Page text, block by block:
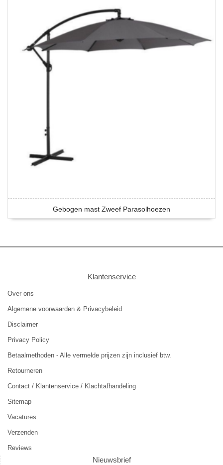
Gebogen mast Zweef Parasolhoezen
Klantenservice
Over ons
Algemene voorwaarden & Privacybeleid
Disclaimer
Privacy Policy
Betaalmethoden - Alle vermelde prijzen zijn inclusief btw.
Retourneren
Contact / Klantenservice / Klachtafhandeling
Sitemap
Vacatures
Verzenden
Reviews
Nieuwsbrief